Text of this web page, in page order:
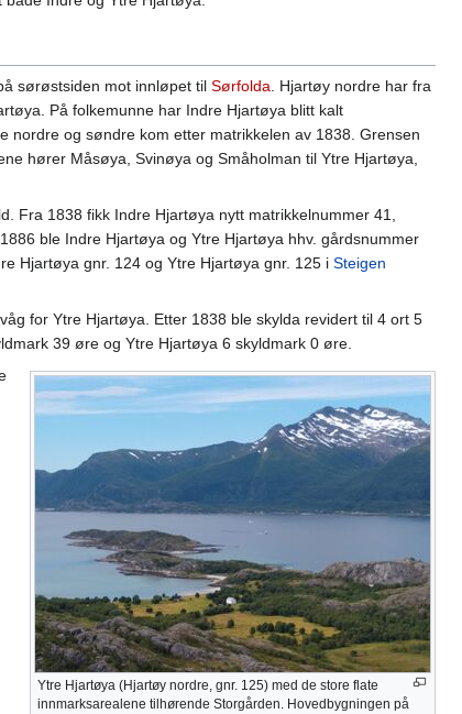
sørøstsiden mot innløpet til Sørfolda. Hjartøy nordre har fra
På folkemunne har Indre Hjartøya blitt kalt
nordre og søndre kom etter matrikkelen av 1838. Grensen
hører Måsøya, Svinøya og Småholman til Ytre Hjartøya,
Fra 1838 fikk Indre Hjartøya nytt matrikkelnummer 41,
ble Indre Hjartøya og Ytre Hjartøya hhv. gårdsnummer
Hjartøya gnr. 124 og Ytre Hjartøya gnr. 125 i Steigen
for Ytre Hjartøya. Etter 1838 ble skylda revidert til 4 ort 5
39 øre og Ytre Hjartøya 6 skyldmark 0 øre.
Ytre Hjartøya (Hjartøy nordre, gnr. 125) med de store flate
innmarksarealene tilhørende Storgården. Hovedbygningen på